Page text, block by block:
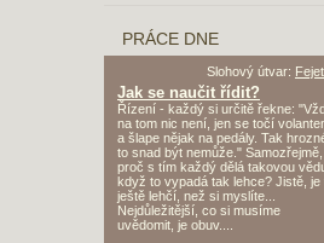
PRÁCE DNE
Slohový útvar:
Jak se naučit řídit?
Řízení - každý si určitě řekne:
na tom nic není, jen se točí
a šlape nějak na pedály. Tak
to snad být nemůže." Samozřejmě,
proč s tím každý dělá takovou
když to vypadá tak lehce? Jistě, je
ještě lehčí, než si myslíte...
Nejdůležitější, co si musíme
uvědomit, je obuv....